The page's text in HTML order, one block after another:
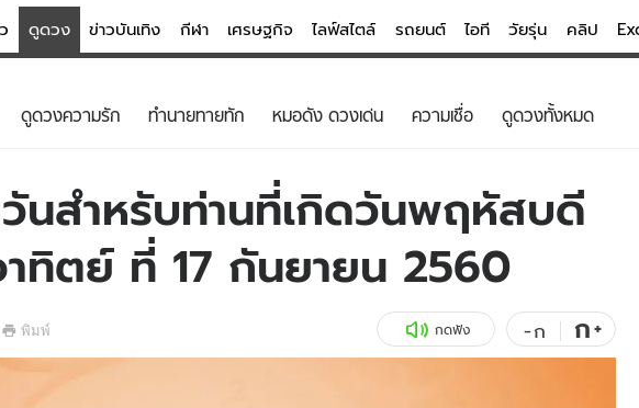
ดูดวง ข่าวบันเทิง กีฬา เศรษฐกิจ ไลฟ์สไตล์ รถยนต์ ไอที วัยรุ่น คลิป
ดูดวง - ตรวจหวย
สถิติหวยไทย
หวยลาว
ไลฟ์สไตล์
วัยรุ่น
ไอที
รถยนต์
สุขภาพ
เที่ยว-กิน
ดูทีวี
WeTV
ดูดวงความรัก ทํานายทายทัก หมอดัง ดวงเด่น ความเชื่อ ดูดวงทั้งหมด
นสำหรับท่านที่เกิดวันพฤหัสบดี
าทิตย์ ที่ 17 กันยายน 2560
พิมพ์ กดฟัง -ก ก+